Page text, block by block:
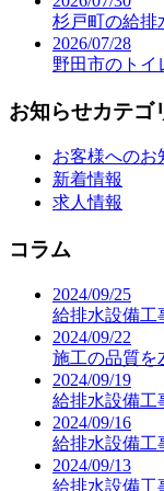
杉戸町の給排
2026/07/28
野田市のトイ
お知らせカテゴ
お客様へのお
新着情報
求人情報
コラム
2024/09/25
給排水設備
2024/09/22
施工の品質
2024/09/19
給排水設備
2024/09/16
給排水設備
2024/09/13
給排水設備